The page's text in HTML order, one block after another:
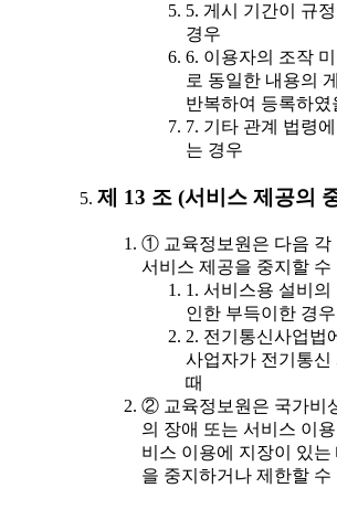
5. 게시 기간이 규
경우
6. 이용자의 조작
로 동일한 내용의
반복하여 등록하였
7. 기타 관계 법령
는 경우
제 13 조 (서비스 제공의
① 교육정보원은 다음 각
서비스 제공을 중지할 수
1. 서비스용 설비
인한 부득이한 경우
2. 전기통신사업법
사업자가 전기통신
때
② 교육정보원은 국가비
의 장애 또는 서비스 이
비스 이용에 지장이 있
을 중지하거나 제한할 수